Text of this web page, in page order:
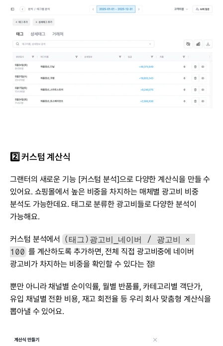
2️⃣ 커스텀 계산식
그랜터의 새로운 기능 [커스텀 분석]으로 다양한 계산식을 만들 수
있어요. 쇼핑몰에서 높은 비중을 차지하는 매체별 광고비 비중
분석도 가능한데요. 태그로 분류한 광고비들로 다양한 분석이
가능해요.
커스텀 분석에서
(태그)광고비_네이버 / 광고비 ×
100 를 계산하도록 추가하면, 전체 직접 광고비중에 네이버
광고비가 차지하는 비중을 확인할 수 있다는 점!
뿐만 아니라 채널별 순이익률, 월별 반품률, 카테고리별 객단가,
유입 채널별 전환 비용, 재고 회전율 등 우리 회사 맞춤형 계산식을
뽑아낼 수 있어요.